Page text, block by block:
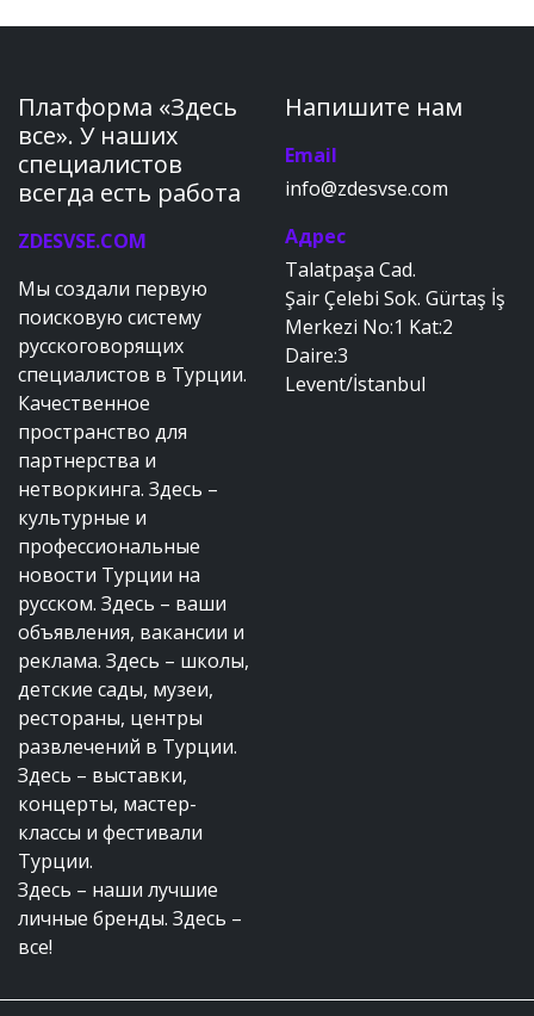
Платформа «Здесь
все». У наших
специалистов
всегда есть работа
ZDESVSE.COM
Мы создали первую
поисковую систему
русскоговорящих
специалистов в Турции.
Качественное
пространство для
партнерства и
нетворкинга. Здесь –
культурные и
профессиональные
новости Турции на
русском. Здесь – ваши
объявления, вакансии и
реклама. Здесь – школы,
детские сады, музеи,
рестораны, центры
развлечений в Турции.
Здесь – выставки,
концерты, мастер-
классы и фестивали
Турции.
Здесь – наши лучшие
личные бренды. Здесь –
все!
Напишите нам
Email
info@zdesvse.com
Адрес
Talatpaşa Cad.
Şair Çelebi Sok. Gürtaş İş
Merkezi No:1 Kat:2
Daire:3
Levent/İstanbul